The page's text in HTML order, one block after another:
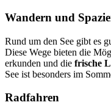
Wandern und
Rund um den See gibt es
Diese Wege bieten die
erkunden und die frische
See ist besonders im
Radfahren